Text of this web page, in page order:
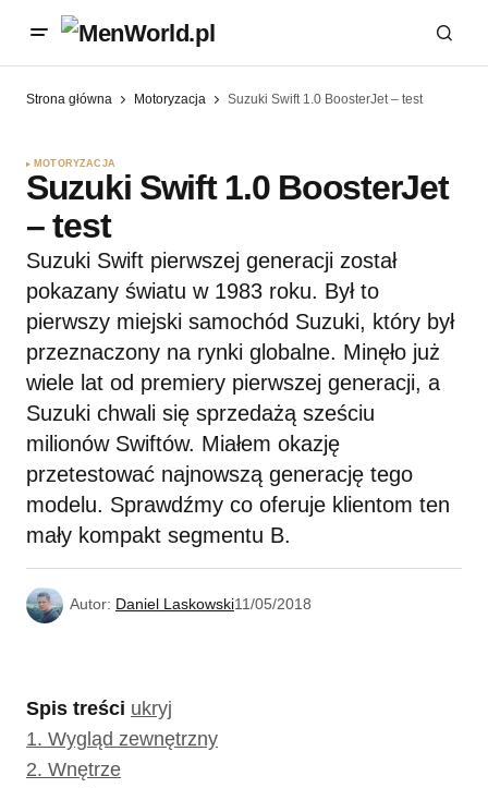
Strona główna Motoryzacja Suzuki Swift 1.0 BoosterJet – test
MOTORYZACJA
Suzuki Swift 1.0 BoosterJet
– test
Suzuki Swift pierwszej generacji został
pokazany światu w 1983 roku. Był to
pierwszy miejski samochód Suzuki, który był
przeznaczony na rynki globalne. Minęło już
wiele lat od premiery pierwszej generacji, a
Suzuki chwali się sprzedażą sześciu
milionów Swiftów. Miałem okazję
przetestować najnowszą generację tego
modelu. Sprawdźmy co oferuje klientom ten
mały kompakt segmentu B.
Autor: Daniel Laskowski11/05/2018
Spis treści ukryj
1. Wygląd zewnętrzny
2. Wnętrze